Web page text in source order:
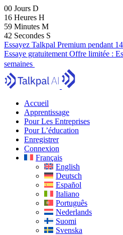
00 Jours D
16 Heures H
59 Minutes M
41 Secondes S
Essayez Talkpal Premium pendant
Essaye gratuitement Offre limitée :
semaines
Accueil
Apprentissage
Pour Les Entreprises
Pour L’éducation
Enregistrer
Connexion
Français
English
Deutsch
Español
Italiano
Português
Nederlands
Suomi
Svenska